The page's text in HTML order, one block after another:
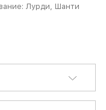
Лурди, Шанти